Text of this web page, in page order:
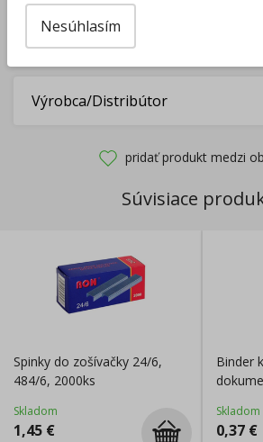
Rozdávame
na
Nakúpte za ďalších
Výrobca/Distribútor
pridať produkt medzi
Súvisiace
Spinky do zošívačky 24/6,
484/6, 2000ks
Skladom
1,45 €
Binder
Skladom
0,37 €
Nesúhlasím